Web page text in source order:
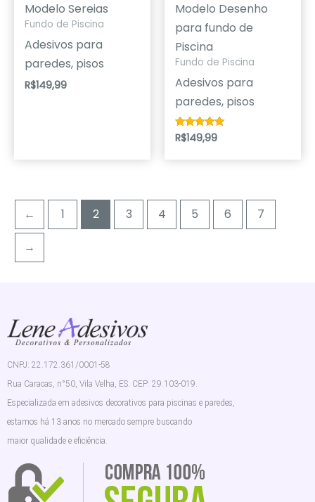
Modelo Sereias
Fundo de Piscina
Adesivos para
paredes, pisos
R$149,99
Modelo Desenho
para fundo de
Piscina
Fundo de Piscina
Adesivos para
paredes, pisos
Avaliação
5.00
R$149,99
← 1 2 3 4 5 6 7
→
CNPJ: 22.172.361/0001-58
Rua Caracas, n°50, Vila Velha, ES. CEP: 29.103-019.
Especializada em adesivos decorativos para piscinas e paredes,
estamos há 13 anos no mercado sempre buscando
maior qualidade e eficiência.